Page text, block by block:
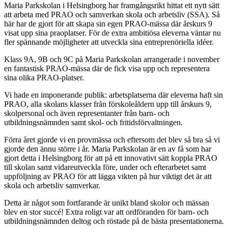
Maria Parkskolan i Helsingborg har framgångsrikt hittat ett nytt sätt
att arbeta med PRAO och samverkan skola och arbetsliv (SSA). Så
här har de gjort för att skapa sin egen PRAO-mässa där årskurs 9
visat upp sina praoplatser. För de extra ambitiösa eleverna väntar nu
fler spännande möjligheter att utveckla sina entreprenöriella idéer.
Klass 9A, 9B och 9C på Maria Parkskolan arrangerade i november
en fantastisk PRAO-mässa där de fick visa upp och representera
sina olika PRAO-platser.
Vi hade en imponerande publik: arbetsplatserna där eleverna haft sin
PRAO, alla skolans klasser från förskoleåldern upp till årskurs 9,
skolpersonal och även representanter från barn- och
utbildningsnämnden samt skol- och fritidsförvaltningen.
Förra året gjorde vi en provmässa och eftersom det blev så bra så vi
gjorde den ännu större i år. Maria Parkskolan är en av få som har
gjort detta i Helsingborg för att på ett innovativt sätt koppla PRAO
till skolan samt vidareutveckla före, under och efterarbetet samt
uppföljning av PRAO för att lägga vikten på hur viktigt det är att
skola och arbetsliv samverkar.
Detta är något som fortfarande är unikt bland skolor och mässan
blev en stor succé! Extra roligt var att ordföranden för barn- och
utbildningsnämnden deltog och röstade på de bästa presentationerna.